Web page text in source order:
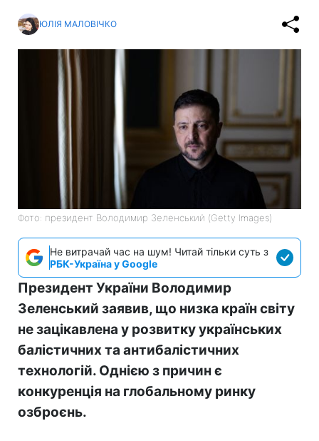
ЮЛІЯ МАЛОВІЧКО
Фото: президент Володимир Зеленський (Getty Images)
Не витрачай час на шум! Читай тільки суть з
РБК-Україна у Google
Президент України Володимир
Зеленський заявив, що низка країн світу
не зацікавлена у розвитку українських
балістичних та антибалістичних
технологій. Однією з причин є
конкуренція на глобальному ринку
озброєнь.